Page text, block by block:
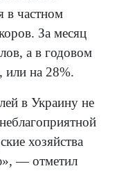
в частном
За месяц
а в годовом
на 28%.
в Украину не
хозяйства
— отметил